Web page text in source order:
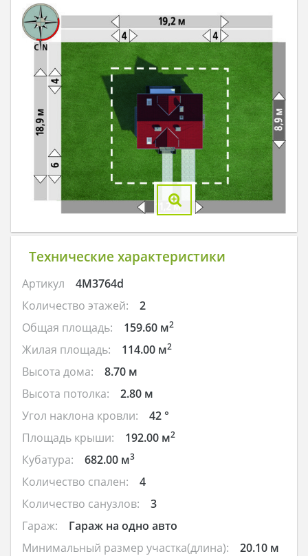
Технические характеристики
Артикул
4M3764d
Количество этажей:
2
Общая площадь:
159.60 м2
Жилая площадь: 114.00 м2
Высота дома:
8.70 м
Высота потолка:
2.80 м
Угол наклона кровли:
42 °
Площадь крыши:
192.00 м2
Кубатура: 682.00 м3
Количество спален:
4
Количество санузлов:
3
Гараж:
Гараж на одно авто
Минимальный размер участка(длина):
20.10 м